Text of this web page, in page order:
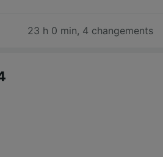
23 h 0 min, 4 changements